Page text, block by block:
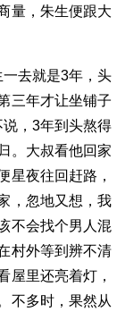
量，朱生便跟大
去就是3年，头
三年才让坐铺子
，3年到头熬得
。大叔看他回家
星夜往回赶路，
，忽地又想，我
不会找个男人混
村外等到辨不清
屋里还亮着灯，
不多时，果然从